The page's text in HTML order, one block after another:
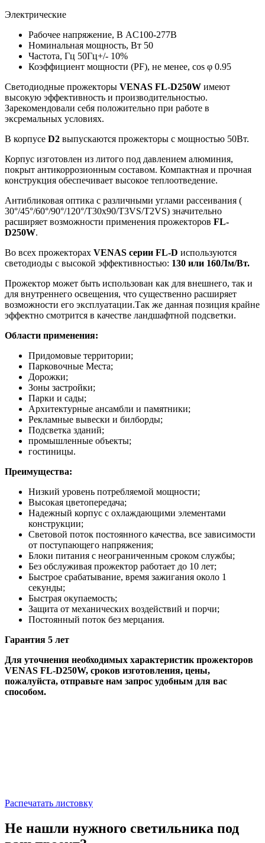
Электрические
Рабочее напряжение, В AC100-277В
Номинальная мощность, Вт 50
Частота, Гц 50Гц+/- 10%
Коэффициент мощности (PF), не менее, cos φ 0.95
Светодиодные прожекторы VENAS FL-D250W имеют
высокую эффективность и производительностью.
Зарекомендовали себя положительно при работе в
эксремальных условиях.
В корпусе D2 выпускаются прожекторы с мощностью 50Вт.
Корпус изготовлен из литого под давлением алюминия,
покрыт антикоррозионным составом. Компактная и прочная
конструкция обеспечивает высокое теплоотведение.
Антибликовая оптика с различными углами рассеивания (
30°/45°/60°/90°/120°/T30x90/T3VS/T2VS) значительно
расширяет возможности применения прожекторов FL-
D250W.
Во всех прожекторах VENAS серии FL-D используются
светодиоды с высокой эффективностью: 130 или 160Лм/Вт.
Прожектор может быть использован как для внешнего, так и
для внутреннего освещения, что существенно расширяет
возможности его эксплуатации.Так же данная позиция крайне
эффектно смотрится в качестве ландшафтной подсветки.
Области применения:
Придомовые территории;
Парковочные Места;
Дорожки;
Зоны застройки;
Парки и сады;
Архитектурные ансамбли и памятники;
Рекламные вывески и билборды;
Подсветка зданий;
промышленные объекты;
гостиницы.
Преимущества:
Низкий уровень потребляемой мощности;
Высокая цветопередача;
Надежный корпус с охлаждающими элементами
конструкции;
Световой поток постоянного качества, все зависимости
от поступающего напряжения;
Блоки питания с неограниченным сроком службы;
Без обслуживая прожектор работает до 10 лет;
Быстрое срабатывание, время зажигания около 1
секунды;
Быстрая окупаемость;
Защита от механических воздействий и порчи;
Постоянный поток без мерцания.
Гарантия 5 лет
Для уточнения необходимых характеристик прожекторов
VENAS FL-D250W, сроков изготовления, цены,
пожалуйста, отправьте нам запрос удобным для вас
способом.
Распечатать листовку
Не нашли нужного светильника под